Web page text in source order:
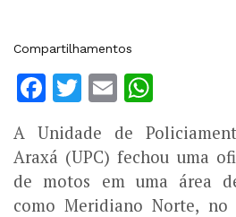
Compartilhamentos
Facebook
Twitter
Email
A Unidade de
Araxá (UPC) fechou uma
de motos em uma área
como Meridiano Norte, no